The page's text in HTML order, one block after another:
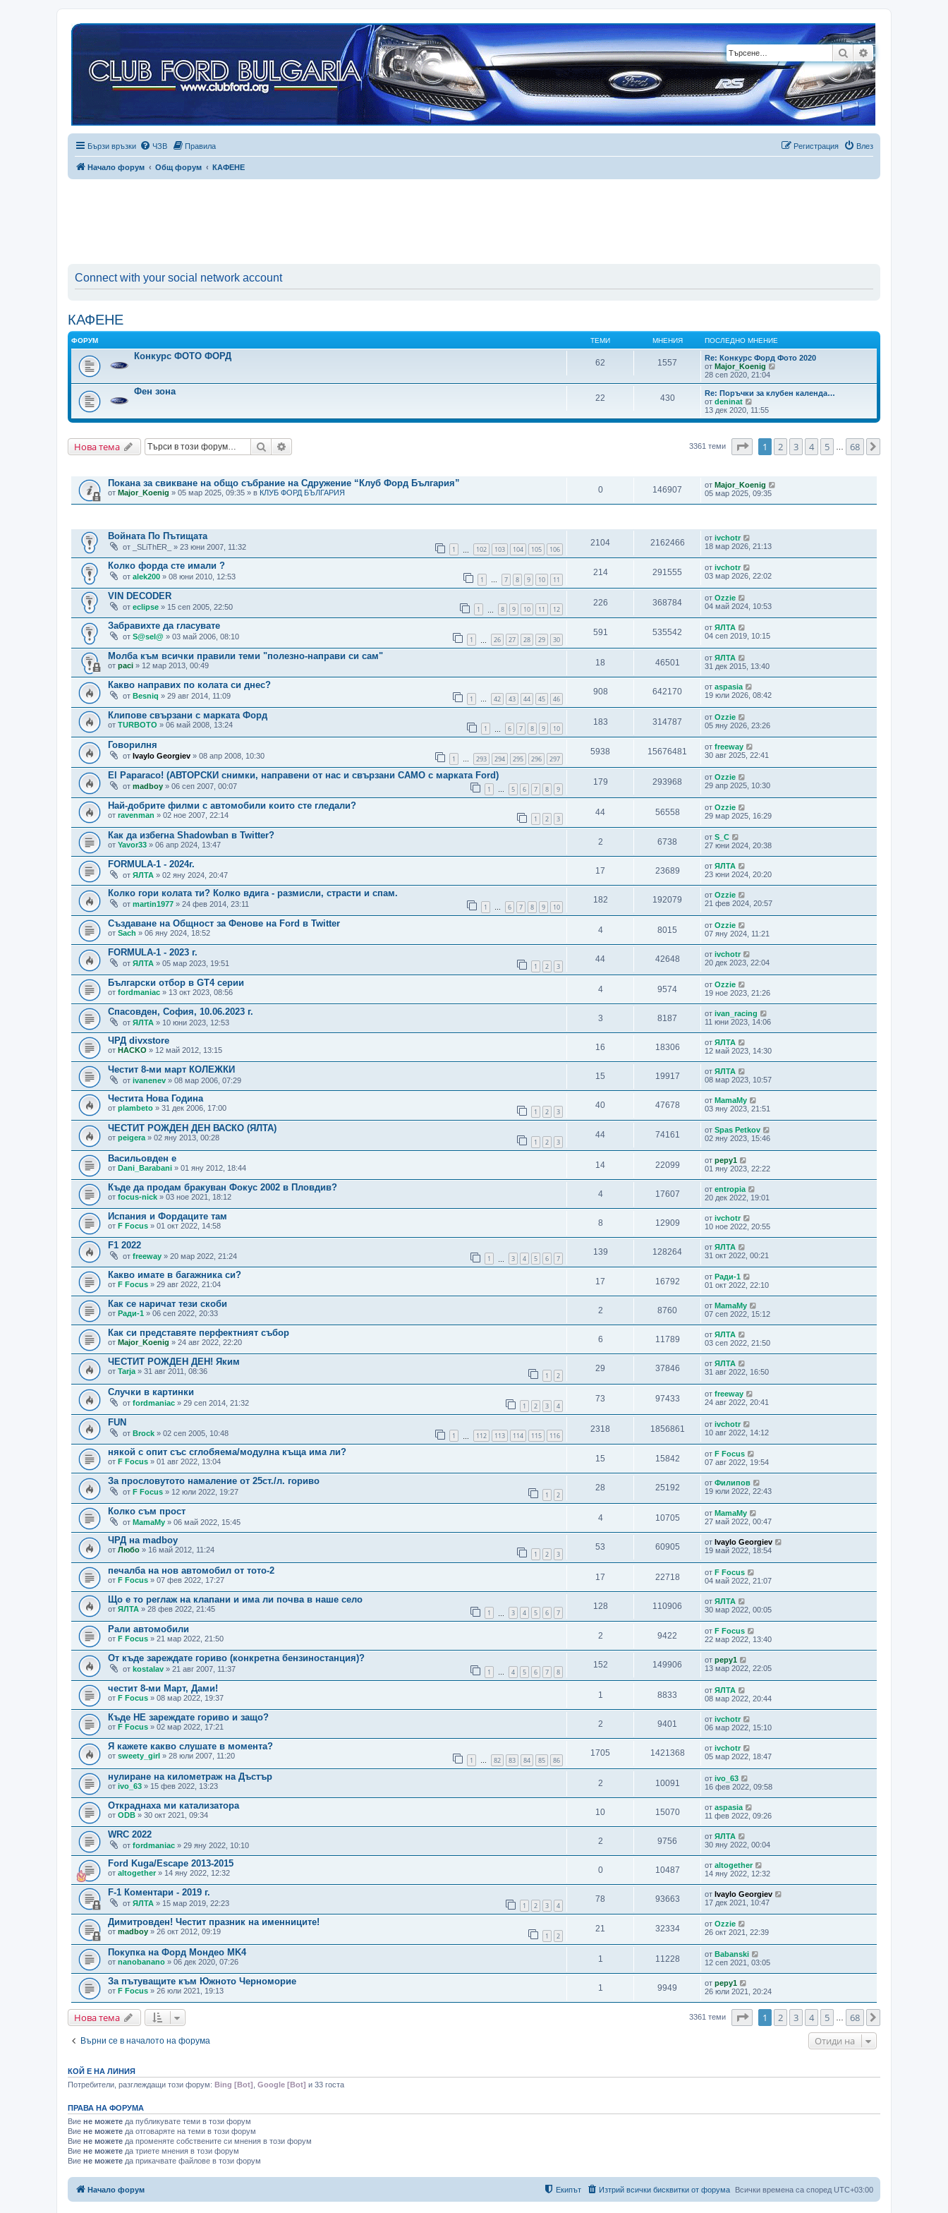
ТърсенеРазширено
Бързи връзки ЧЗВ Правила Влез
Регистрация
Начало форум Общ форум КАФЕНЕ
Connect with your social network account
КАФЕНЕ
ФОРУМ ТЕМИ МНЕНИЯ ПОСЛЕДНО МНЕНИЕ
Конкурс ФОТО ФОРД
62 1557
Re: Конкурс Форд Фото 2020
от Major_Koenig
ж
п
о
е
н
и
28 сеп 2020, 21:04
Фен зона
22 430
Re: Поръчки за клубен календа…
от deninat
и
ж
и
т
е
е
и
13 дек 2020, 11:55
Нова тема Търсене 3361 теми Страница 1 от68
1 2 3 4 5 68
Покана за свикване на общо събрание на Сдружение “Клуб Форд България”
от Major_Koenig » 05 мар 2025, 09:35 » в КЛУБ ФОРД БЪЛГАРИЯ 0 146907 от Major_Koenig
05 мар 2025, 09:35
Войната По Пътищата
от _SLiThER_ » 23 юни 2007, 11:32 1 102 103 104 105 106
2104 2162466 от ivchotr
18 мар 2026, 21:13
Колко форда сте имали ?
от alek200 » 08 юни 2010, 12:53 1 … 7 8 9 10 11
214 291555 от ivchotr
03 мар 2026, 22:02
VIN DECODER
от eclipse » 15 сеп 2005, 22:50 1 8 9 10 11 12
226 368784 от Ozzie
04 май 2024, 10:53
Забравихте да гласувате
от S@sel@ » 03 май 2006, 08:10 1 26 27 28 29 30
591 535542 от ЯЛТА
04 сеп 2019, 10:15
Молба към всички правили теми "полезно-направи си сам"
от paci » 12 мар 2013, 00:49 18 46501 от ЯЛТА
31 дек 2015, 13:40
Какво направих по колата си днес?
от Besniq » 29 авг 2014, 11:09 1 … 42 43 44 45 46
908 642170 от aspasia
19 юли 2026, 08:42
Клипове свързани с марката Форд
от TURBOTO » 06 май 2008, 13:24 1 6 7 8 9 10
183 314787 от Ozzie
05 яну 2026, 23:26
Говорилня
от Ivaylo Georgiev » 08 апр 2008, 10:30 1 … 293 294 295 296 297
5938 15676481 от freeway
30 авг 2025, 22:41
El Paparaco! (АВТОРСКИ снимки, направени от нас и свързани САМО с марката Ford)
от madboy » 06 сеп 2007, 00:07 1 … 5 6 7 8 9
179 293968 от Ozzie
29 апр 2025, 10:30
Най-добрите филми с автомобили които сте гледали?
от ravenman » 02 ное 2007, 22:14 1 2 3
44 56558 от Ozzie
29 мар 2025, 16:29
Как да избегна Shadowban в Twitter?
от Yavor33 » 06 апр 2024, 13:47 2 6738 от S_C
27 юни 2024, 20:38
FORMULA-1 - 2024г.
от ЯЛТА » 02 яну 2024, 20:47 17 23689 от ЯЛТА
23 юни 2024, 20:20
Колко гори колата ти? Колко вдига - размисли, страсти и спам.
от martin1977 » 24 фев 2014, 23:11 1 … 6 7 8 9 10
182 192079 от Ozzie
21 фев 2024, 20:57
Създаване на Общност за Фенове на Ford в Twitter
от Sach » 06 яну 2024, 18:52 4 8015 от Ozzie
07 яну 2024, 11:21
FORMULA-1 - 2023 г.
от ЯЛТА » 05 мар 2023, 19:51 1 2 3
44 42648 от ivchotr
20 дек 2023, 22:04
Български отбор в GT4 серии
от fordmaniac » 13 окт 2023, 08:56 4 9574 от Ozzie
19 ное 2023, 21:26
Спасовден, София, 10.06.2023 г.
от ЯЛТА » 10 юни 2023, 12:53 3 8187 от ivan_racing
11 юни 2023, 14:06
ЧРД divxstore
от HACKO » 12 май 2012, 13:15 16 18306 от ЯЛТА
12 май 2023, 14:30
Честит 8-ми март КОЛЕЖКИ
от ivanenev » 08 мар 2006, 07:29 15 19917 от ЯЛТА
08 мар 2023, 10:57
Честита Нова Година
от plambeto » 31 дек 2006, 17:00 1 2 3
40 47678 от MamaMy
03 яну 2023, 21:51
ЧЕСТИТ РОЖДЕН ДЕН ВАСКО (ЯЛТА)
от peigera » 02 яну 2013, 00:28 1 2 3
44 74161 от Spas Petkov
02 яну 2023, 15:46
Васильовден е
от Dani_Barabani » 01 яну 2012, 18:44 14 22099 от pepy1
01 яну 2023, 22:22
Къде да продам бракуван Фокус 2002 в Пловдив?
от focus-nick » 03 ное 2021, 18:12 4 17607 от entropia
20 дек 2022, 19:01
Испания и Фордаците там
от F Focus » 01 окт 2022, 14:58 8 12909 от ivchotr
10 ное 2022, 20:55
F1 2022
от freeway » 20 мар 2022, 21:24 1 3 4 5 6 7
139 128264 от ЯЛТА
31 окт 2022, 00:21
Какво имате в багажника си?
от F Focus » 29 авг 2022, 21:04 17 16792 от Ради-1
01 окт 2022, 22:10
Как се наричат тези скоби
от Ради-1 » 06 сеп 2022, 20:33 2 8760 от MamaMy
07 сеп 2022, 15:12
Как си представяте перфектният събор
от Major_Koenig » 24 авг 2022, 22:20 6 11789 от ЯЛТА
03 сеп 2022, 21:50
ЧЕСТИТ РОЖДЕН ДЕН! Яким
от Tarja» 31 авг 2011, 08:36 1 2
29 37846 от ЯЛТА
31 авг 2022, 16:50
Случки в картинки
от fordmaniac » 29 сеп 2014, 21:32 1 2 3 4
73 97433 от freeway
24 авг 2022, 20:41
FUN
от Brock » 02 сеп 2005, 10:48 1 112 113 114 115 116
2318 1856861 от ivchotr
10 авг 2022, 14:12
някой с опит със сглобяема/модулна къща има ли?
от F Focus » 01 авг 2022, 13:04 15 15842 от F Focus
07 авг 2022, 19:54
За прословутото намаление от 25ст./л. гориво
от F Focus » 12 юли 2022, 19:27 1 2
28 25192 от Филипов
19 юли 2022, 22:43
Колко съм прост
от MamaMy » 06 май 2022, 15:45 4 10705 от MamaMy
27 май 2022, 00:47
ЧРД на madboy
от Любо » 16 май 2012, 11:24 1 2 3
53 60905 от Ivaylo Georgiev
19 май 2022, 18:54
печалба на нов автомобил от тото-2
от F Focus » 07 фев 2022, 17:27 17 22718 от F Focus
04 май 2022, 21:07
Що е то реглаж на клапани и има ли почва в наше село
от ЯЛТА » 28 фев 2022, 21:45 1 3 4 5 6 7
128 110906 от ЯЛТА
30 мар 2022, 00:05
Рали автомобили
от F Focus » 21 мар 2022, 21:50 2 9422 от F Focus
22 мар 2022, 13:40
От къде зареждате гориво (конкретна бензиностанция)?
от kostalav » 21 авг 2007, 11:37 1 … 4 5 6 7 8
152 149906 от pepy1
13 мар 2022, 22:05
честит 8-ми Март, Дами!
от F Focus » 08 мар 2022, 19:37 1 8833 от ЯЛТА
08 мар 2022, 20:44
Къде НЕ зареждате гориво и защо?
от F Focus » 02 мар 2022, 17:21 2 9401 от ivchotr
06 мар 2022, 15:10
Я кажете какво слушате в момента?
от sweety_girl » 28 юли 2007, 11:20 1 … 82 83 84 85 86
1705 1421368 от ivchotr
05 мар 2022, 18:47
нулиране на километраж на Дъстър
от ivo_63 » 15 фев 2022, 13:23 2 10091 от ivo_63
16 фев 2022, 09:58
Откраднаха ми катализатора
от ODB » 30 окт 2021, 09:34 10 15070 от aspasia
11 фев 2022, 09:26
WRC 2022
от fordmaniac » 29 яну 2022, 10:10 2 9756 от ЯЛТА
30 яну 2022, 00:04
Ford Kuga/Escape 2013-2015
от altogether» 14 яну 2022, 12:32 0 10487 от altogether
14 яну 2022, 12:32
F-1 Коментари - 2019 г.
от ЯЛТА » 15 мар 2019, 22:23 1 2 3 4
78 93663 от Ivaylo Georgiev
17 дек 2021, 10:47
Димитровден! Честит празник на именниците!
от madboy » 26 окт 2012, 09:19 1 2
21 32334 от Ozzie
26 окт 2021, 22:39
Покупка на Форд Мондео MK4
от nanobanano » 06 дек 2020, 07:26 1 11228 от Babanski
12 сеп 2021, 03:05
За пътуващите към Южното Черноморие
от F Focus » 26 юли 2021, 19:13 1 9949 от pepy1
26 юли 2021, 20:24
Нова тема 3361 теми Страница 1 от68
1 2 3 4 5 68
Върни се в началото на форума Отиди на
КОЙ Е НА ЛИНИЯ
Потребители, разглеждащи този форум: Bing [Bot] Google [Bot] и 33 госта
ПРАВА НА ФОРУМА
Вие не можете да публикувате теми в този форум
Вие не можете да отговаряте на теми в този форум
Вие не можете да променяте собствените си мнения в този форум
Вие не можете да триете мнения в този форум
Вие не можете да прикачвате файлове в този форум
Начало форум Всички времена са според UTC+03:00
Изтрий всички бисквитки от форума
Екипът